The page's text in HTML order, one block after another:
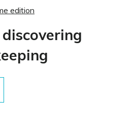
edition
discovering